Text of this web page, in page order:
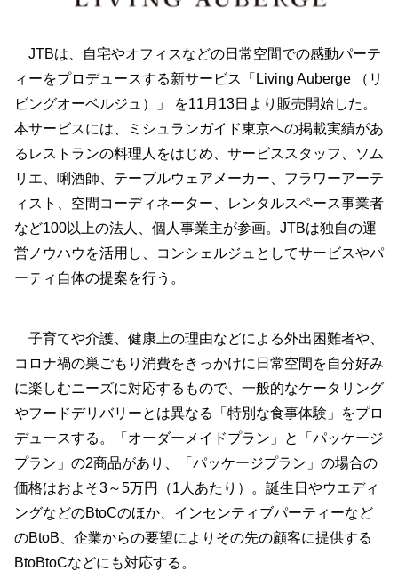
JTBは、自宅やオフィスなどの日常空間での感動パーテ
ィーをプロデュースする新サービス「Living Auberge （リ
ビングオーベルジュ）」 を11月13日より販売開始した。
本サービスには、ミシュランガイド東京への掲載実績があ
るレストランの料理人をはじめ、サービススタッフ、ソム
リエ、唎酒師、テーブルウェアメーカー、フラワーアーテ
ィスト、空間コーディネーター、レンタルスペース事業者
など100以上の法人、個人事業主が参画。JTBは独自の運
営ノウハウを活用し、コンシェルジュとしてサービスやパ
ーティ自体の提案を行う。
子育てや介護、健康上の理由などによる外出困難者や、
コロナ禍の巣ごもり消費をきっかけに日常空間を自分好み
に楽しむニーズに対応するもので、一般的なケータリング
やフードデリバリーとは異なる「特別な食事体験」をプロ
デュースする。「オーダーメイドプラン」と「パッケージ
プラン」の2商品があり、「パッケージプラン」の場合の
価格はおよそ3～5万円（1人あたり）。誕生日やウエディ
ングなどのBtoCのほか、インセンティブパーティーなど
のBtoB、企業からの要望によりその先の顧客に提供する
BtoBtoCなどにも対応する。